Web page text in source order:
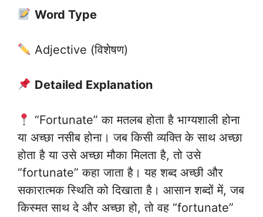
Word Type
Adjective (विशेषण)
Detailed Explanation
“Fortunate” का मतलब होता है भाग्यशाली होना
या अच्छा नसीब होना। जब किसी व्यक्ति के साथ अच्छा
होता है या उसे अच्छा मौका मिलता है, तो उसे
“fortunate” कहा जाता है। यह शब्द अच्छी और
सकारात्मक स्थिति को दिखाता है। आसान शब्दों में, जब
किस्मत साथ दे और अच्छा हो, तो वह “fortunate”